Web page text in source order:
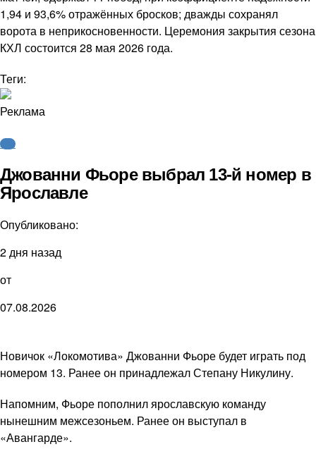
1,94 и 93,6% отражённых бросков; дважды сохранял
ворота в неприкосновенности. Церемония закрытия сезона
КХЛ состоится 28 мая 2026 года.
Теги:
Реклама
КХЛ
Джованни Фьоре выбрал 13-й номер в
Ярославле
Опубликовано:
2 дня назад
от
07.08.2026
Новичок «Локомотива» Джованни Фьоре будет играть под
номером 13. Ранее он принадлежал Степану Никулину.
Напомним, Фьоре пополнил ярославскую команду
нынешним межсезоньем. Ранее он выступал в
«Авангарде».